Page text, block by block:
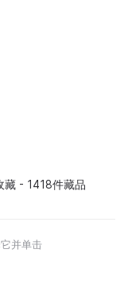
藏 - 1418件藏品
并单击